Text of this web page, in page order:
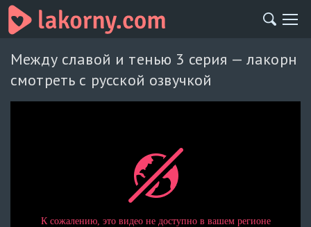
Между славой и тенью 3 серия — лакорн
смотреть с русской озвучкой